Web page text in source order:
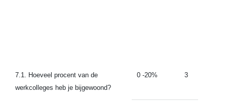
7.1. Hoeveel procent van de
werkcolleges heb je bijgewoond?
0 -20% 3